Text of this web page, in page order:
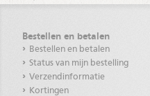
Bestellen en betalen
Bestellen en betalen
Status van mijn bestelling
Verzendinformatie
Kortingen